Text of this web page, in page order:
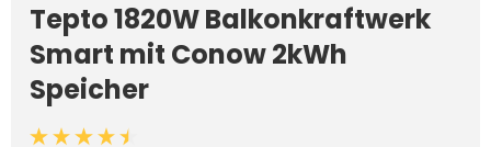
Tepto 1820W Balkonkraftwerk
Smart mit Conow 2kWh
Speicher